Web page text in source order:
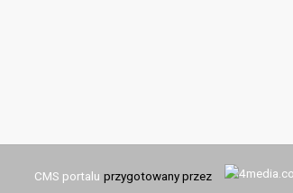
CMS portalu przygotowany przez